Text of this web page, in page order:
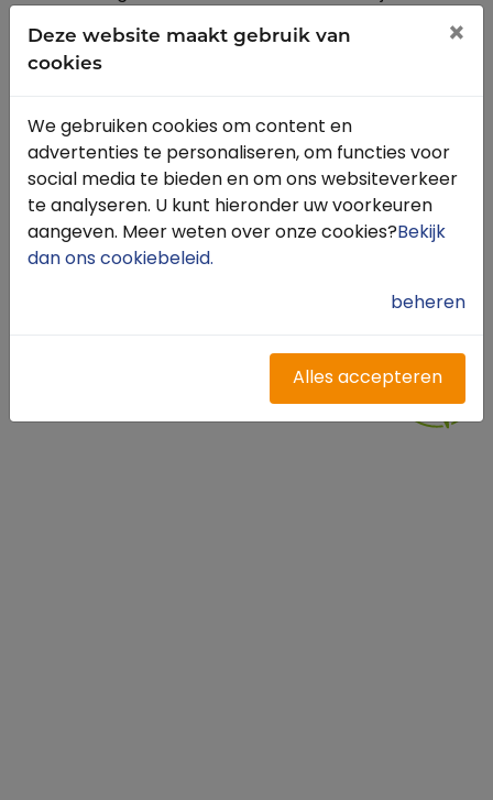
Karin Jefferson.
Deze website maakt gebruik van
cookies
×
We gebruiken cookies om content en
advertenties te personaliseren, om functies voor
social media te bieden en om ons websiteverkeer
te analyseren. U kunt hieronder uw voorkeuren
aangeven. Meer weten over onze cookies? Bekijk
dan ons cookiebeleid.
beheren
Alles accepteren